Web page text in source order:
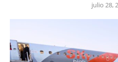
julio 28,